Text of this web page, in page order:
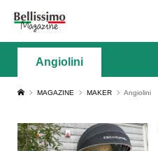
Angiolini
MAGAZINE MAKER Angiolini